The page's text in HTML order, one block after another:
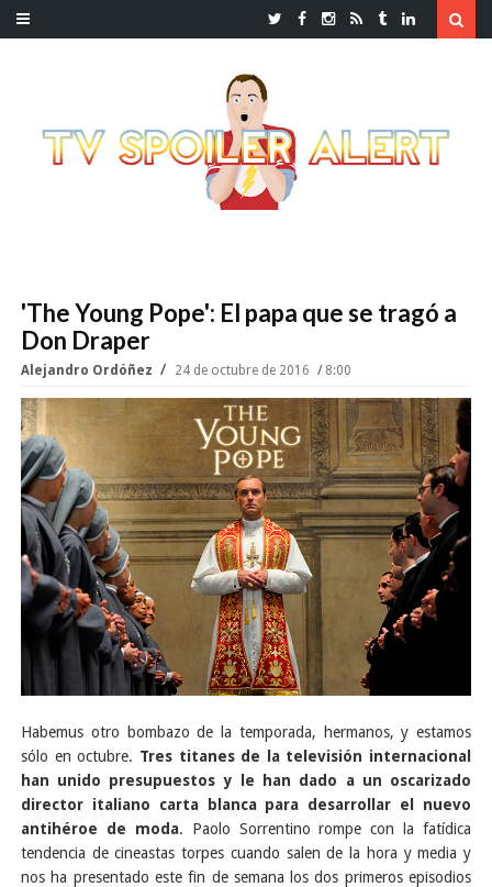
'The Young Pope': El papa que se tragó a
Don Draper
Alejandro Ordóñez 24 de octubre de 2016 8:00
Habemus otro bombazo de la temporada, hermanos, y estamos
sólo en octubre. Tres titanes de la televisión internacional
han unido presupuestos y le han dado a un oscarizado
director italiano carta blanca para desarrollar el nuevo
antihéroe de moda. Paolo Sorrentino rompe con la fatídica
tendencia de cineastas torpes cuando salen de la hora y media y
nos ha presentado este fin de semana los dos primeros episodios